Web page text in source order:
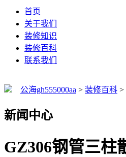
首页
关于我们
装修知识
装修百科
联系我们
公海gh555000aa > 装修百科 >
新闻中心
GZ306钢管三柱